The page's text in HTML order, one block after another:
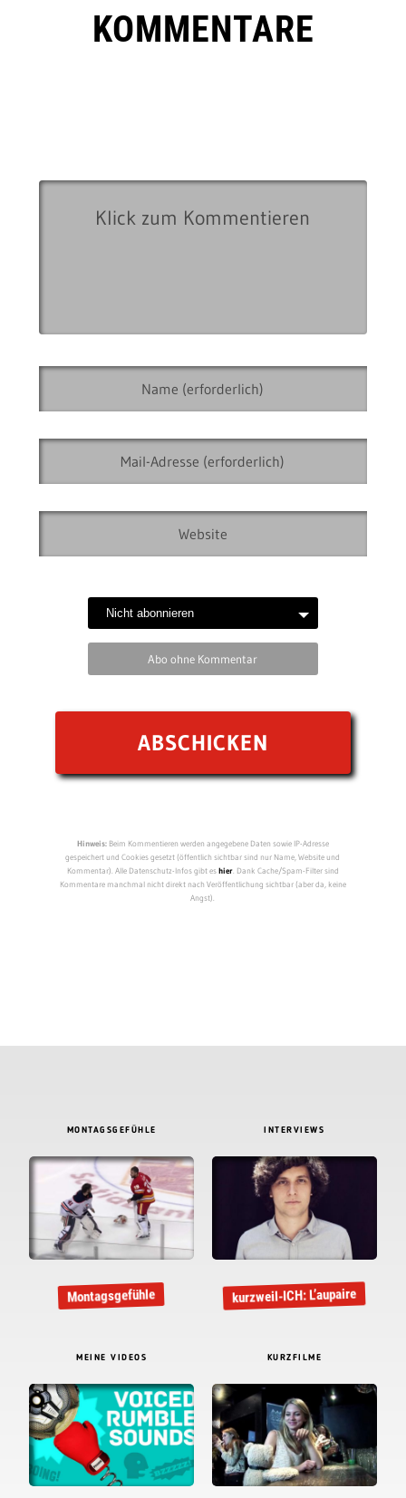
KOMMENTARE
Abo ohne Kommentar
Hinweis:Beim Kommentieren werden angegebene Daten sowie IP-Adresse
gespeichert und Cookies gesetzt (öffentlich sichtbar sind nur Name, Website und
Kommentar). Alle Datenschutz-Infos gibt eshier. Dank Cache/Spam-Filter sind
Kommentare manchmal nicht direkt nach Veröffentlichung sichtbar (aber da, keine
Angst).
MONTAGSGEFÜHLE
Montagsgefühle
INTERVIEWS
kurzweil-ICH: L’aupaire
MEINE VIDEOS KURZFILME